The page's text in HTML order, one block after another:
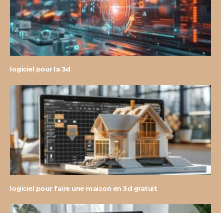
logiciel pour la 3d
logiciel pour faire une maison en 3d gratuit